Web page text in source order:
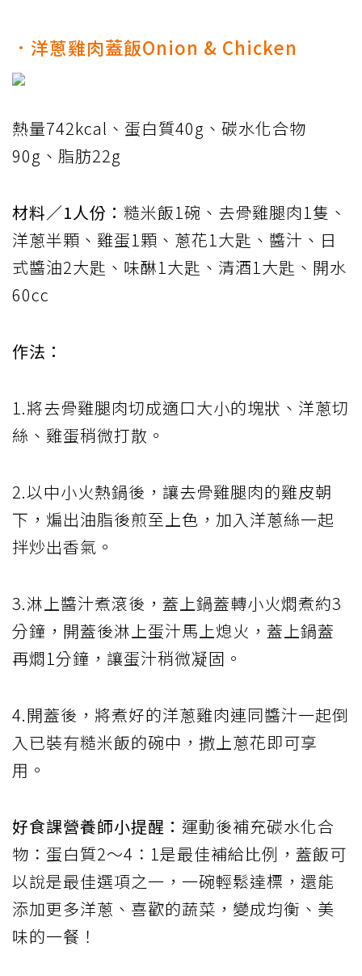
．洋蔥雞肉蓋飯Onion & Chicken
熱量742kcal、蛋白質40g、碳水化合物
90g、脂肪22g
材料／1人份： 糙米飯1碗、去骨雞腿肉1隻、
洋蔥半顆、雞蛋1顆、蔥花1大匙、醬汁、日
式醬油2大匙、味醂1大匙、清酒1大匙、開水
60cc
作法：
1.將去骨雞腿肉切成適口大小的塊狀、洋蔥切
絲、雞蛋稍微打散。
2.以中小火熱鍋後，讓去骨雞腿肉的雞皮朝
下，煸出油脂後煎至上色，加入洋蔥絲一起
拌炒出香氣。
3.淋上醬汁煮滾後，蓋上鍋蓋轉小火燜煮約3
分鐘，開蓋後淋上蛋汁馬上熄火，蓋上鍋蓋
再燜1分鐘，讓蛋汁稍微凝固。
4.開蓋後，將煮好的洋蔥雞肉連同醬汁一起倒
入已裝有糙米飯的碗中，撒上蔥花即可享
用。
好食課營養師小提醒： 運動後補充碳水化合
物：蛋白質2～4：1是最佳補給比例，蓋飯可
以說是最佳選項之一，一碗輕鬆達標，還能
添加更多洋蔥、喜歡的蔬菜，變成均衡、美
味的一餐！